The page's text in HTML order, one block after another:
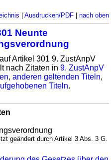
Ausdrucken/PDF| nach oben
Neunte
Artikel 301 9. ZustAnpV
nach Zitaten in9. ZustAnpV
,anderen geltenden Titeln,
Titeln.
geändert durch Artikel 3 Abs. 3 G.